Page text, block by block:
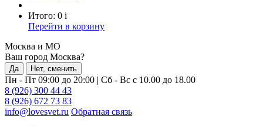
Итого: 0 i
Перейти в корзину
Москва и МО
Ваш город Москва?
Да Нет, сменить
Пн - Пт 09:00 до 20:00 | Сб - Вс с 10.00 до 18.00
8 (926) 300 44 43
8 (926) 672 73 83
info@lovesvet.ru Обратная связь